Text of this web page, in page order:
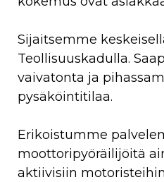
Sijaitsemme
Teollisuuskadulla.
vaivatonta ja
pysäköintitilaa.
Erikoistumme
moottoripyöräilijöitä
aktiivisiin